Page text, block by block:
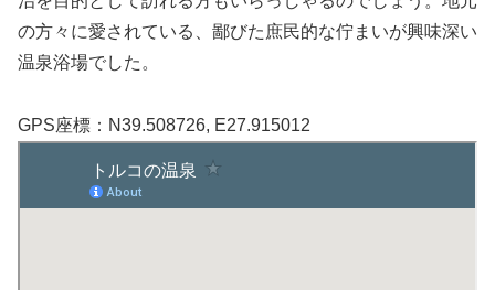
の方々に愛されている、鄙びた庶民的な佇まいが興味深い
温泉浴場でした。
GPS座標：N39.508726, E27.915012